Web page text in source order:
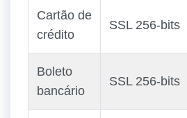
Cartão de
crédito
SSL 256‑bits
Boleto
bancário
SSL 256‑bits